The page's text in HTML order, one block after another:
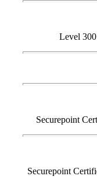
Level
Securepoint
Securepoint